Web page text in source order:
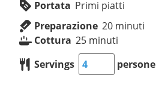
Portata Primi piatti
Preparazione 20 minuti
Cottura 25 minuti
Servings
persone